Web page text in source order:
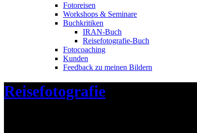
Fotoreisen
Workshops & Seminare
Buchkritiken
IRAN-Buch
Reisefotografie-Buch
Fotocoaching
Kunden
Feedback zu meinen Bildern
Header
Toggle
Reisefotografie